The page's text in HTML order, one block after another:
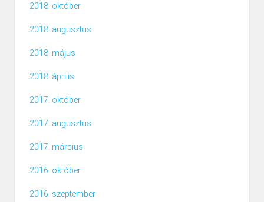
2018. október
2018. augusztus
2018. május
2018. április
2017. október
2017. augusztus
2017. március
2016. október
2016. szeptember